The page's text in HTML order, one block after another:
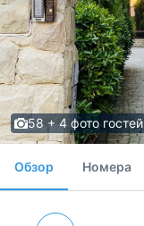
58 + 4 фото гостей
Обзор Номера